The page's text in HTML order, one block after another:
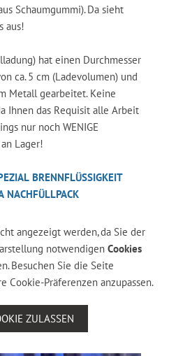
Schaumgummi). Da sieht
aus!
hat einen Durchmesser
ca. 5 cm (Ladevolumen) und
Metall gearbeitet. Keine
Ihnen das Requisit alle Arbeit
nur noch WENIGE
Lager!
BRENNFLÜSSIGKEIT
NACHFÜLLPACK
angezeigt werden, da Sie der
notwendigen Cookies
Besuchen Sie die Seite
Cookie-Präferenzen anzupassen.
ZULASSEN